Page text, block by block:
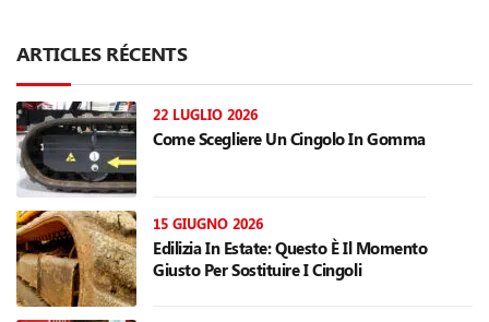
ARTICLES RÉCENTS
22 LUGLIO 2026
Come Scegliere Un Cingolo In Gomma
15 GIUGNO 2026
Edilizia In Estate: Questo È Il Momento
Giusto Per Sostituire I Cingoli